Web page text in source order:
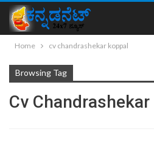
Home cv chandrashekar koppal
Browsing Tag
Cv